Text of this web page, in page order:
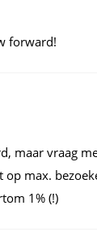
forward!
maar vraag
max.
1% (!)